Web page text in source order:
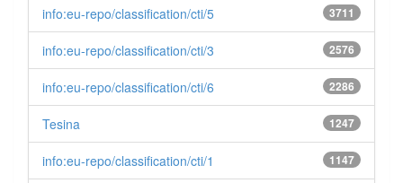
3711
info:eu-repo/classification/cti/5
2576
info:eu-repo/classification/cti/3
2286
info:eu-repo/classification/cti/6
1247
Tesina
1147
info:eu-repo/classification/cti/1